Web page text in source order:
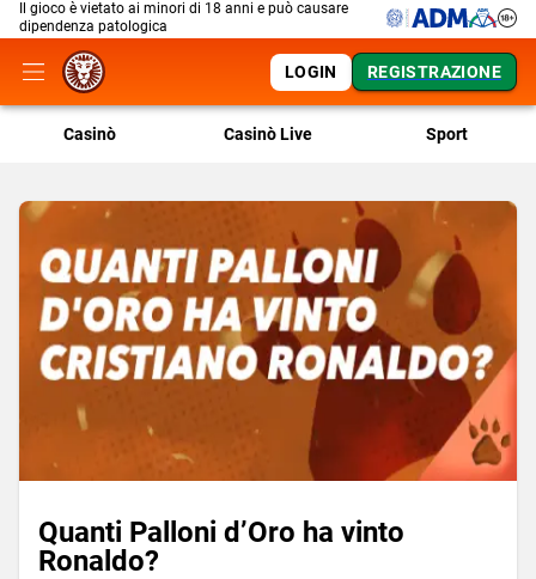
Il gioco è vietato ai minori di 18 anni e può causare
dipendenza patologica
LOGIN REGISTRAZIONE
Casinò Casinò Live Sport
Quanti Palloni d’Oro ha vinto
Ronaldo?